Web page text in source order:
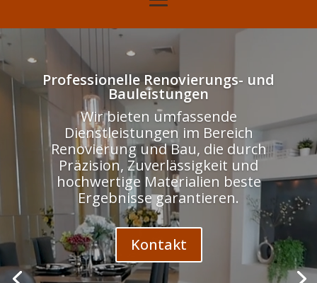
Professionelle Renovierungs- und
Bauleistungen
Wir bieten umfassende
Dienstleistungen im Bereich
Renovierung und Bau, die durch
Präzision, Zuverlässigkeit und
hochwertige Materialien beste
Ergebnisse garantieren.
Kontakt
video